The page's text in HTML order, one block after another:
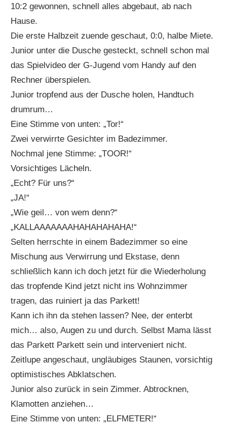
10:2 gewonnen, schnell alles abgebaut, ab nach
Hause.
Die erste Halbzeit zuende geschaut, 0:0, halbe Miete.
Junior unter die Dusche gesteckt, schnell schon mal
das Spielvideo der G-Jugend vom Handy auf den
Rechner überspielen.
Junior tropfend aus der Dusche holen, Handtuch
drumrum…
Eine Stimme von unten: „Tor!“
Zwei verwirrte Gesichter im Badezimmer.
Nochmal jene Stimme: „TOOR!“
Vorsichtiges Lächeln.
„Echt? Für uns?“
„JA!“
„Wie geil… von wem denn?“
„KALLAAAAAAAHAHAHAHAHA!“
Selten herrschte in einem Badezimmer so eine
Mischung aus Verwirrung und Ekstase, denn
schließlich kann ich doch jetzt für die Wiederholung
das tropfende Kind jetzt nicht ins Wohnzimmer
tragen, das ruiniert ja das Parkett!
Kann ich ihn da stehen lassen? Nee, der enterbt
mich… also, Augen zu und durch. Selbst Mama lässt
das Parkett Parkett sein und interveniert nicht.
Zeitlupe angeschaut, ungläubiges Staunen, vorsichtig
optimistisches Abklatschen.
Junior also zurück in sein Zimmer. Abtrocknen,
Klamotten anziehen…
Eine Stimme von unten: „ELFMETER!“